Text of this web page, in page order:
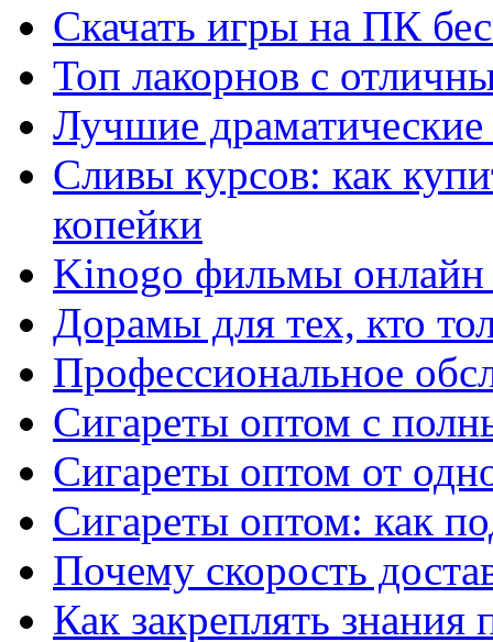
Скачать игры на ПК
Топ лакорнов с
Лучшие
Сливы курсов: как
копейки
Kinogo фильмы онлайн
Дорамы для тех, кто
Профессиональное
Сигареты оптом с
Сигареты оптом от
Сигареты оптом: как
Почему скорость
Как закреплять знания